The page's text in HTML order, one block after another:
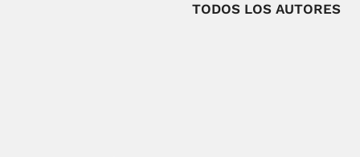
TODOS LOS AUTORES